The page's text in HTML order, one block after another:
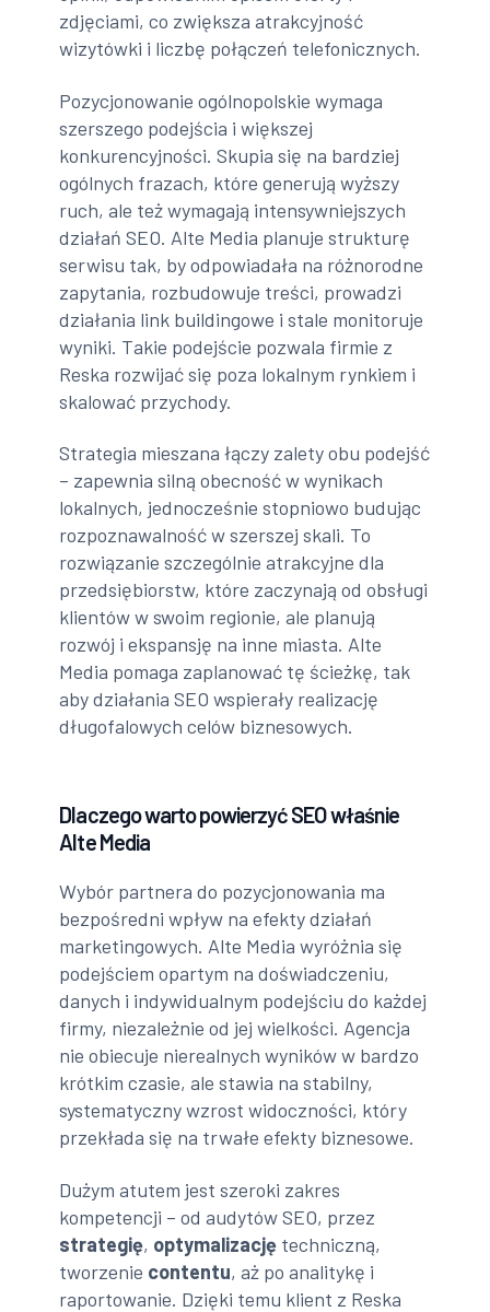
zdjęciami, co zwiększa atrakcyjność
wizytówki i liczbę połączeń telefonicznych.
Pozycjonowanie ogólnopolskie wymaga
szerszego podejścia i większej
konkurencyjności. Skupia się na bardziej
ogólnych frazach, które generują wyższy
ruch, ale też wymagają intensywniejszych
działań SEO. Alte Media planuje strukturę
serwisu tak, by odpowiadała na różnorodne
zapytania, rozbudowuje treści, prowadzi
działania link buildingowe i stale monitoruje
wyniki. Takie podejście pozwala firmie z
Reska rozwijać się poza lokalnym rynkiem i
skalować przychody.
Strategia mieszana łączy zalety obu podejść
– zapewnia silną obecność w wynikach
lokalnych, jednocześnie stopniowo budując
rozpoznawalność w szerszej skali. To
rozwiązanie szczególnie atrakcyjne dla
przedsiębiorstw, które zaczynają od obsługi
klientów w swoim regionie, ale planują
rozwój i ekspansję na inne miasta. Alte
Media pomaga zaplanować tę ścieżkę, tak
aby działania SEO wspierały realizację
długofalowych celów biznesowych.
Dlaczego warto powierzyć SEO właśnie
Alte Media
Wybór partnera do pozycjonowania ma
bezpośredni wpływ na efekty działań
marketingowych. Alte Media wyróżnia się
podejściem opartym na doświadczeniu,
danych i indywidualnym podejściu do każdej
firmy, niezależnie od jej wielkości. Agencja
nie obiecuje nierealnych wyników w bardzo
krótkim czasie, ale stawia na stabilny,
systematyczny wzrost widoczności, który
przekłada się na trwałe efekty biznesowe.
Dużym atutem jest szeroki zakres
kompetencji – od audytów SEO, przez
strategię, optymalizację techniczną,
tworzenie contentu, aż po analitykę i
raportowanie. Dzięki temu klient z Reska